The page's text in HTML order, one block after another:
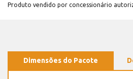
Produto vendido por concessionário
Dimensões do Pacote